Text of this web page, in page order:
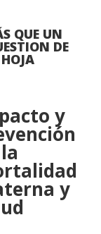
QUE UN
DE
y
y